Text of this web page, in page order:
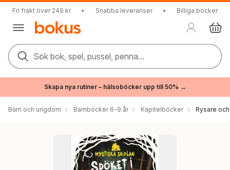
Fri frakt över 249 kr • Snabba leveranser • Billiga böcker
Sök bok, spel, pussel, penna...
Skapa nya rutiner – hälsoböcker upp till 50% →
Barn och ungdom Barnböcker 6-9 år Kapitelböcker Rysare